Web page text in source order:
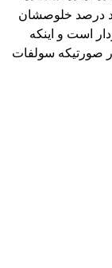
درصد خلوصشان
است و اینکه
صورتیکه سولفات